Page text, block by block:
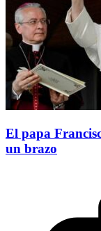
El papa
un brazo